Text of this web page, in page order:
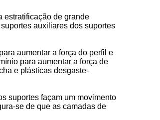
estratificação de grande
auxiliares dos suportes
aumentar a força do perfil e
para aumentar a força de
e plásticas desgaste-
suportes façam um movimento
se de que as camadas de